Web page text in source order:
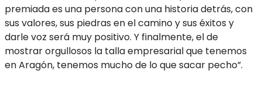
premiada es una persona con una historia detrás, con
sus valores, sus piedras en el camino y sus éxitos y
darle voz será muy positivo. Y finalmente, el de
mostrar orgullosos la talla empresarial que tenemos
en Aragón, tenemos mucho de lo que sacar pecho”.